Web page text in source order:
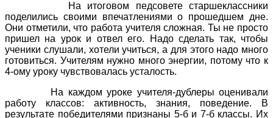
На итоговом педсовете старшеклассники
поделились своими впечатлениями о прошедшем дне.
Они отметили, что работа учителя сложная. Ты не просто
пришел на урок и отвел его. Надо сделать так, чтобы
ученики слушали, хотели учиться, а для этого надо много
готовиться. Учителям нужно много энергии, потому что к
4-ому уроку чувствовалась усталость.
На каждом уроке учителя-дублеры оценивали
работу классов: активность, знания, поведение. В
результате победителями признаны 5-б и 7-б классы. Их